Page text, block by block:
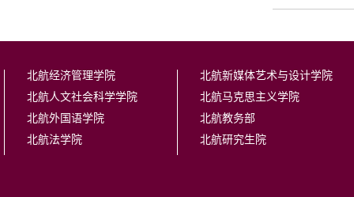
北航经济管理学院
北航人文社会科学学院
北航外国语学院
北航法学院
北航新媒体艺术与设计学院
北航马克思主义学院
北航教务部
北航研究生院